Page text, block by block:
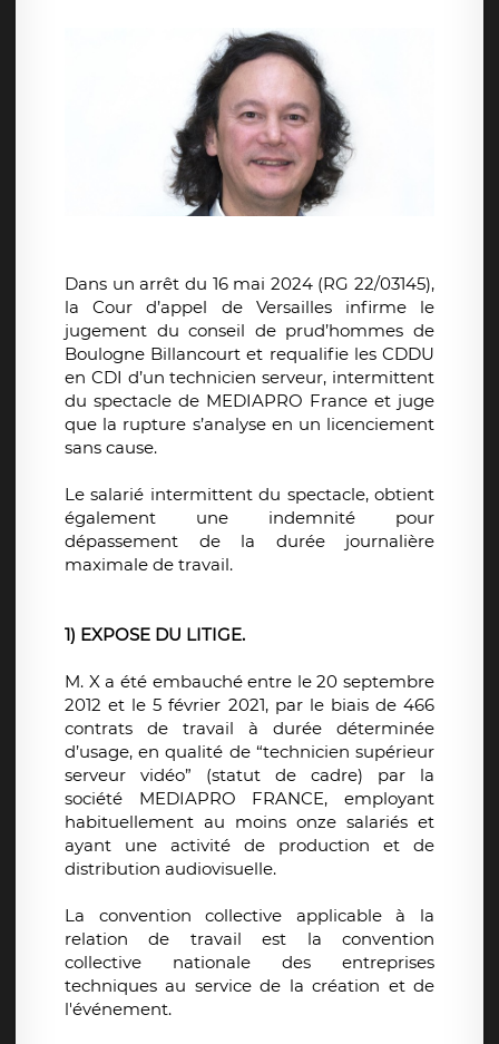
Dans un arrêt du 16 mai 2024 (RG 22/03145),
la Cour d’appel de Versailles infirme le
jugement du conseil de prud’hommes de
Boulogne Billancourt et requalifie les CDDU
en CDI d’un technicien serveur, intermittent
du spectacle de MEDIAPRO France et juge
que la rupture s’analyse en un licenciement
sans cause.
Le salarié intermittent du spectacle, obtient
également une indemnité pour
dépassement de la durée journalière
maximale de travail.
1) EXPOSE DU LITIGE.
M. X a été embauché entre le 20 septembre
2012 et le 5 février 2021, par le biais de 466
contrats de travail à durée déterminée
d’usage, en qualité de “technicien supérieur
serveur vidéo” (statut de cadre) par la
société MEDIAPRO FRANCE, employant
habituellement au moins onze salariés et
ayant une activité de production et de
distribution audiovisuelle.
La convention collective applicable à la
relation de travail est la convention
collective nationale des entreprises
techniques au service de la création et de
l'événement.